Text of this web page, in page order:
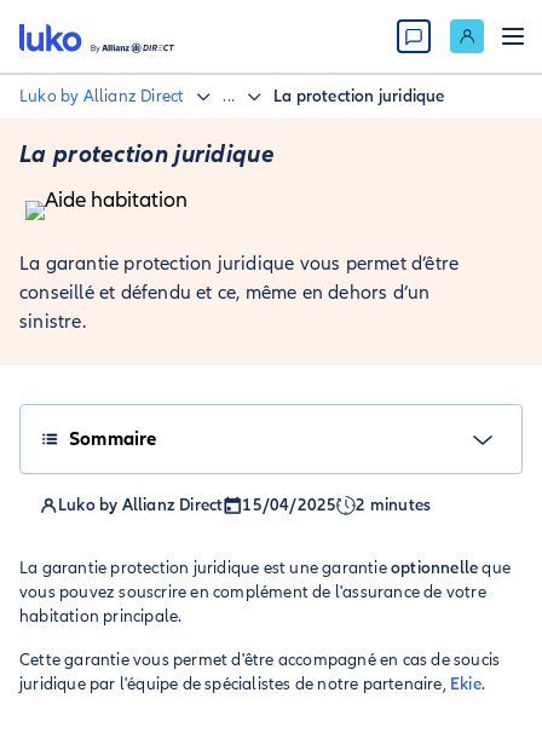
Luko by Allianz Direct ... La protection juridique
La protection juridique
La garantie protection juridique vous permet d’être
conseillé et défendu et ce, même en dehors d’un
sinistre.
Sommaire
Luko by Allianz Direct 15/04/2025 2 minutes
La garantie protection juridique est une garantieoptionnelleque
vous pouvez souscrire en complément de l'assurance de votre
habitation principale.
Cette garantie vous permet d'être accompagné en cas de soucis
juridique par l'équipe de spécialistes de notre partenaire, Ekie.